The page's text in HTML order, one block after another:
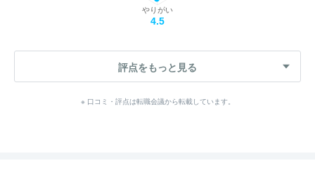
やりがい
4.5
評点をもっと見る
※ 口コミ・評点は転職会議から転載しています。